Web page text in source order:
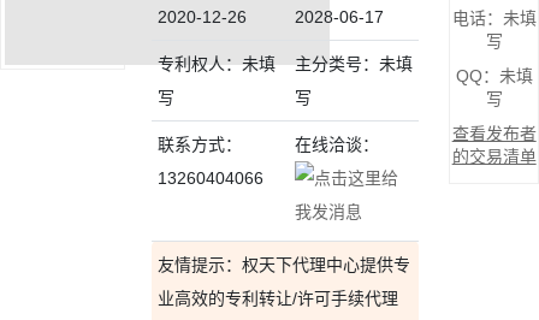
2020-12-26
2028-06-17
专利权人：未填
写
主分类号：未填
写
联系方式：
13260404066
在线洽谈：
友情提示：权天下代理中心提供专
业高效的专利转让/许可手续代理
电话：未填
写
QQ：未填
写
查看发布者
的交易清单